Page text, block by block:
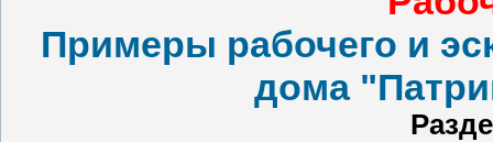
Примеры рабочего и
дома